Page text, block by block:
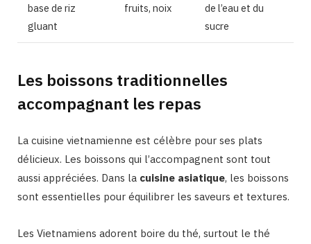
base de riz
gluant
fruits, noix
de l’eau et du
sucre
Les boissons traditionnelles
accompagnant les repas
La cuisine vietnamienne est célèbre pour ses plats
délicieux. Les boissons qui l’accompagnent sont tout
aussi appréciées. Dans la cuisine asiatique, les boissons
sont essentielles pour équilibrer les saveurs et textures.
Les Vietnamiens adorent boire du thé, surtout le thé